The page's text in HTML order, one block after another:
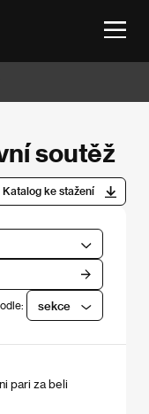
soutěž
Katalog ke stažení
sekce
pari za beli